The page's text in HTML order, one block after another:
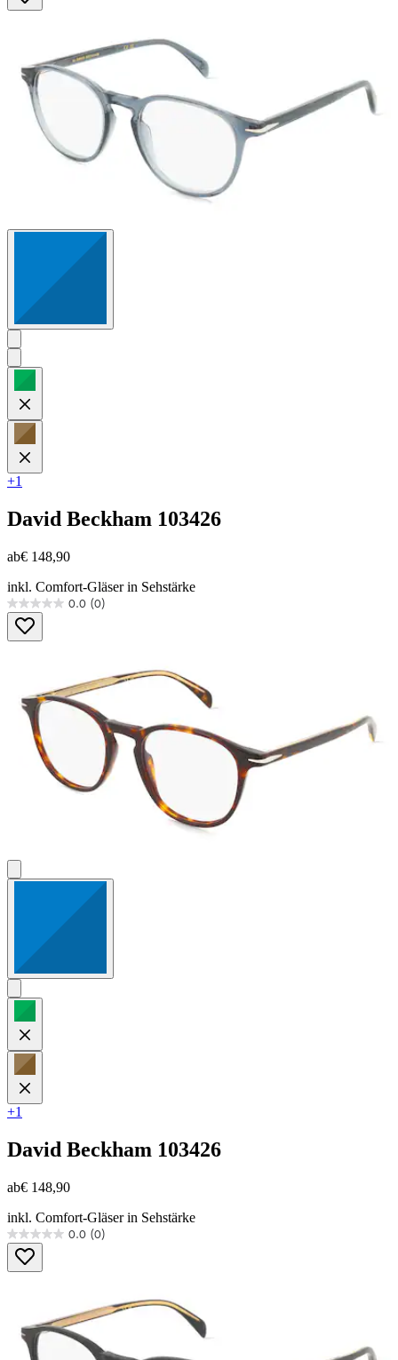
5
+1
David Beckham 103426
ab€ 148,90
inkl. Comfort-Gläser in Sehstärke
0.0 (0)
0.0
von
5
+1
David Beckham 103426
ab€ 148,90
inkl. Comfort-Gläser in Sehstärke
0.0 (0)
0.0
von
5